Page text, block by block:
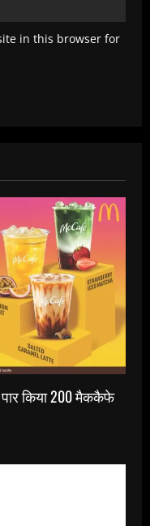
in this browser for
किया 200 मैककैफे